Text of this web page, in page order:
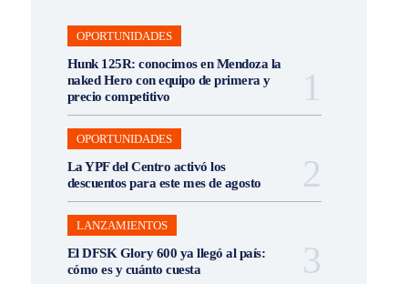
OPORTUNIDADES
Hunk 125R: conocimos en Mendoza la
naked Hero con equipo de primera y
precio competitivo
OPORTUNIDADES
La YPF del Centro activó los
descuentos para este mes de agosto
LANZAMIENTOS
El DFSK Glory 600 ya llegó al país:
cómo es y cuánto cuesta